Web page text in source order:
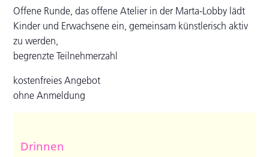
Offene Runde, das offene Atelier in der Marta-Lobby lädt
Kinder und Erwachsene ein, gemeinsam künstlerisch aktiv
zu werden,
begrenzte Teilnehmerzahl
kostenfreies Angebot
ohne Anmeldung
Drinnen